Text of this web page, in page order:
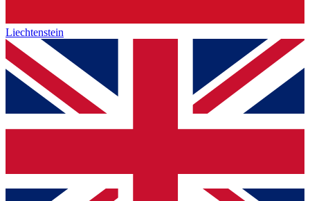
Liechtenstein